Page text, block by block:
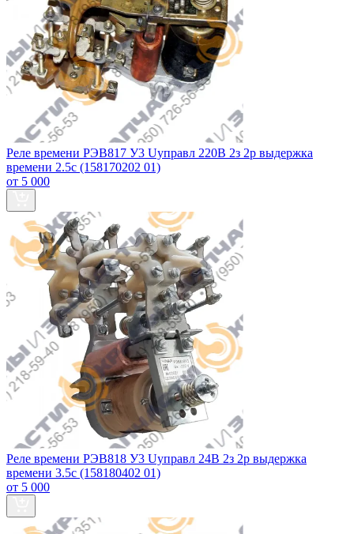
Реле времени РЭВ817 У3 Uуправл 220В 2з 2р выдержка
времени 2.5с (158170202 01)
от 5 000
Реле времени РЭВ818 У3 Uуправл 24В 2з 2р выдержка
времени 3.5с (158180402 01)
от 5 000